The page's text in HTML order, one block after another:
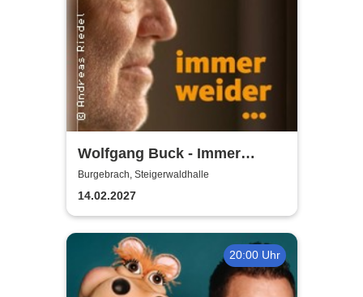
Wolfgang Buck - Immer
weider
Burgebrach, Steigerwaldhalle
14.02.2027
20:00 Uhr